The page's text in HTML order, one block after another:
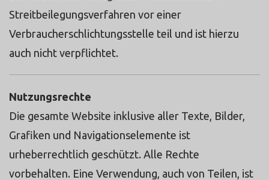
Streitbeilegungsverfahren vor einer
Verbraucherschlichtungsstelle teil und ist hierzu
auch nicht verpflichtet.
Nutzungsrechte
Die gesamte Website inklusive aller Texte, Bilder,
Grafiken und Navigationselemente ist
urheberrechtlich geschützt. Alle Rechte
vorbehalten. Eine Verwendung, auch von Teilen, ist